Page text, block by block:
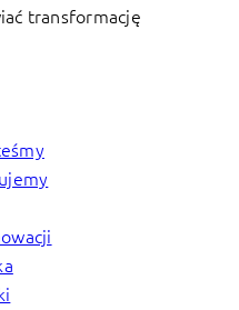
transformację